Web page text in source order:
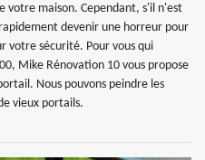
maison. Cependant, s'il n'est
devenir une horreur pour
votre sécurité. Pour vous qui
Mike Rénovation 10 vous propose
Nous pouvons peindre les
vieux portails.